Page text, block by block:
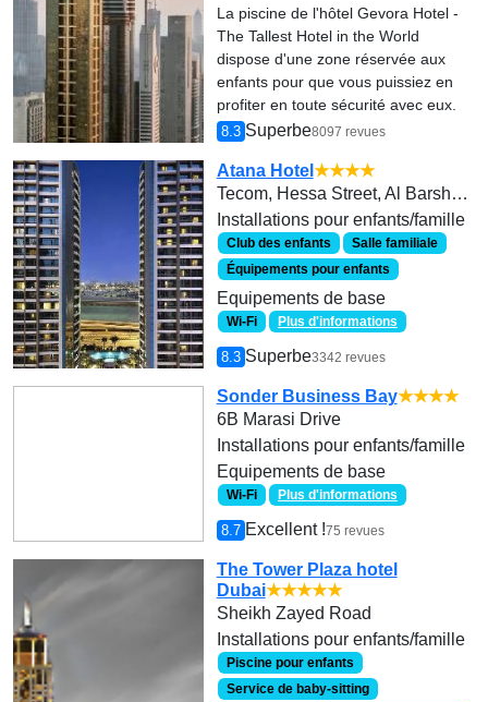
La piscine de l'hôtel Gevora Hotel -
The Tallest Hotel in the World
dispose d'une zone réservée aux
enfants pour que vous puissiez en
profiter en toute sécurité avec eux.
8.3 Superbe8097 revues
Atana Hotel ★★★★
Tecom, Hessa Street, Al Barsha South
Installations pour enfants/famille
Club des enfants
Salle familiale
Équipements pour enfants
Equipements de base
Wi-Fi Plus d'informations
8.3 Superbe3342 revues
Sonder Business Bay★★★★
6B Marasi Drive
Installations pour enfants/famille
Equipements de base
Wi-Fi Plus d'informations
8.7 Excellent !75 revues
The Tower Plaza hotel
Dubai★★★★★
Sheikh Zayed Road
Installations pour enfants/famille
Piscine pour enfants
Service de baby-sitting